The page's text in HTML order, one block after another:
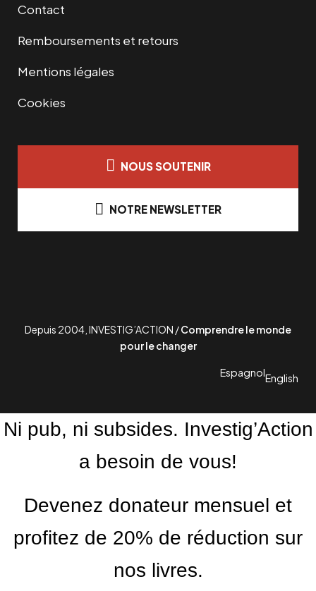
Contact
Remboursements et retours
Mentions légales
Cookies
NOUS SOUTENIR
NOTRE NEWSLETTER
Depuis 2004, INVESTIG’ACTION /Comprendre le monde
pour le changer
EspagnolEnglish
Ni pub, ni subsides. Investig’Action
a besoin de vous!
Devenez donateur mensuel et
profitez de 20% de réduction sur
nos livres.